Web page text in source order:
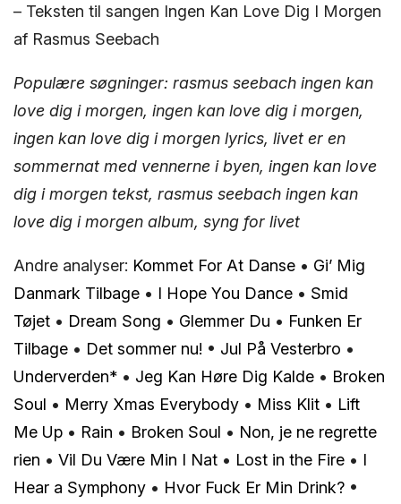
– Teksten til sangen Ingen Kan Love Dig I Morgen
af Rasmus Seebach
Populære søgninger: rasmus seebach ingen kan
love dig i morgen, ingen kan love dig i morgen,
ingen kan love dig i morgen lyrics, livet er en
sommernat med vennerne i byen, ingen kan love
dig i morgen tekst, rasmus seebach ingen kan
love dig i morgen album, syng for livet
Andre analyser: Kommet For At Danse • Gi’ Mig
Danmark Tilbage • I Hope You Dance • Smid
Tøjet • Dream Song • Glemmer Du • Funken Er
Tilbage • Det sommer nu! • Jul På Vesterbro •
Underverden* • Jeg Kan Høre Dig Kalde • Broken
Soul • Merry Xmas Everybody • Miss Klit • Lift
Me Up • Rain • Broken Soul • Non, je ne regrette
rien • Vil Du Være Min I Nat • Lost in the Fire • I
Hear a Symphony • Hvor Fuck Er Min Drink? •